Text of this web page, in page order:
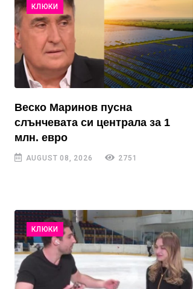
КЛЮКИ
Веско Маринов пусна
слънчевата си централа за 1
млн. евро
AUGUST 08, 2026 2751
КЛЮКИ